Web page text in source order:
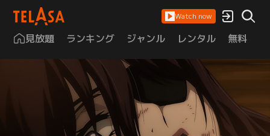
Watch now
見放題 ランキング ジャンル レンタル 無料